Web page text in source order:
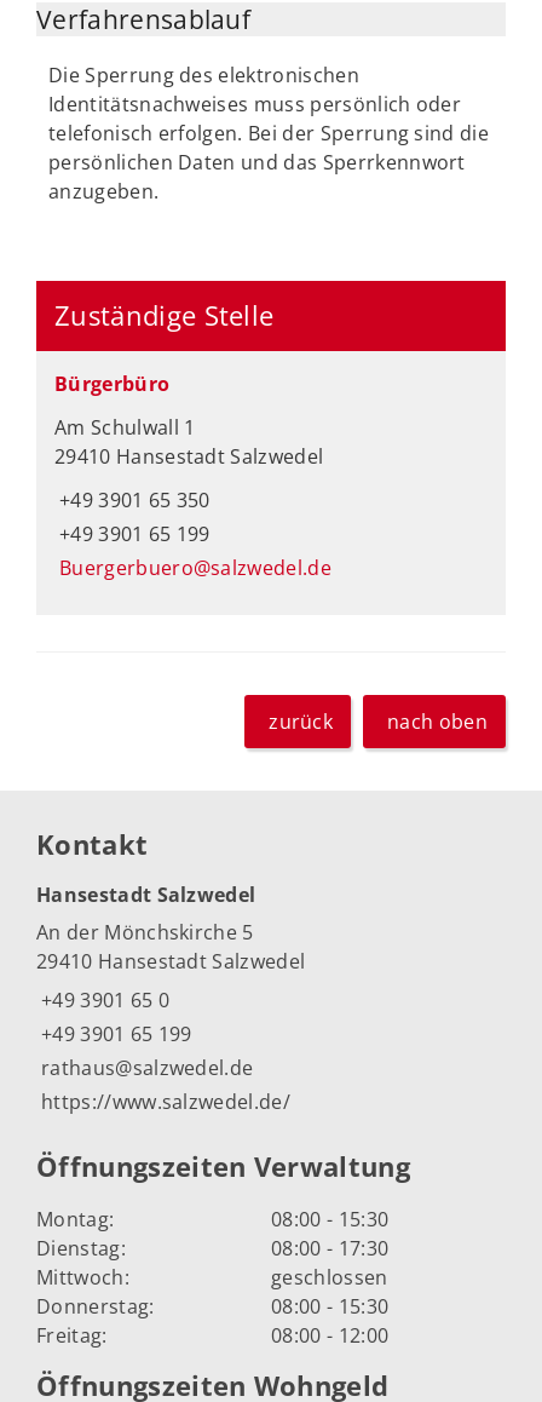
Verfahrensablauf
Die Sperrung des elektronischen
Identitätsnachweises muss persönlich oder
telefonisch erfolgen. Bei der Sperrung sind die
persönlichen Daten und das Sperrkennwort
anzugeben.
Zuständige Stelle
Bürgerbüro
Am Schulwall 1
29410 Hansestadt Salzwedel
+49 3901 65 350
+49 3901 65 199
Buergerbuero@salzwedel.de
zurück nach oben
Kontakt
Hansestadt Salzwedel
An der Mönchskirche 5
29410 Hansestadt Salzwedel
+49 3901 65 0
+49 3901 65 199
rathaus@salzwedel.de
https://www.salzwedel.de/
Öffnungszeiten Verwaltung
Montag:
08:00 - 15:30
Dienstag:
08:00 - 17:30
Mittwoch:
geschlossen
Donnerstag:
08:00 - 15:30
Freitag:
08:00 - 12:00
Öffnungszeiten Wohngeld